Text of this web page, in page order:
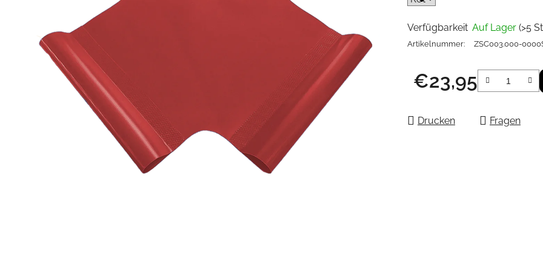
Verfügbarkeit Auf Lager (>5
Artikelnummer: ZSC003.000-
€23,95
Drucken
Fragen